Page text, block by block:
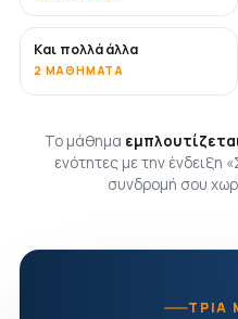
ΣΎΝΤΟΜΑ
Και πολλά άλλα
2 ΜΑΘΉΜΑΤΑ
Το μάθημα
ενότητες με την ένδειξη
συνδρομή σου
ΤΡΊΑ